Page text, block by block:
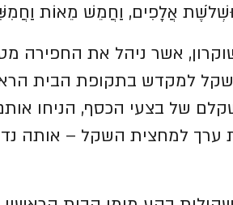
אֲלָפִים, וַחֲמֵשׁ מֵאוֹת
אשר ניהל את החפירה
למקדש בתקופת הבית
של בצעי הכסף, הניחו
ערך למחצית השקל – אותה